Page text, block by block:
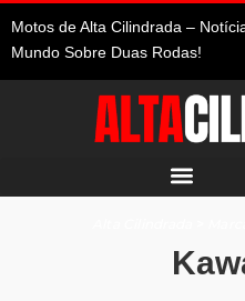
Motos de Alta Cilindrada –
Mundo Sobre Duas Rodas!